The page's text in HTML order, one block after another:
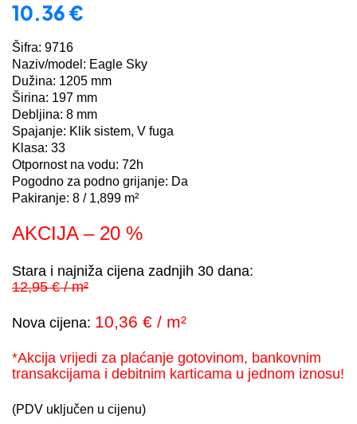
10.36 €
Šifra: 9716
Naziv/model: Eagle Sky
Dužina: 1205 mm
Širina: 197 mm
Debljina: 8 mm
Spajanje: Klik sistem, V fuga
Klasa: 33
Otpornost na vodu: 72h
Pogodno za podno grijanje: Da
Pakiranje: 8 / 1,899 m²
AKCIJA – 20 %
Stara i najniža cijena zadnjih 30 dana:
12,95 € / m²
Nova cijena: 10,36 € / m²
*Akcija vrijedi za plaćanje gotovinom, bankovnim
transakcijama i debitnim karticama u jednom iznosu!
(PDV uključen u cijenu)